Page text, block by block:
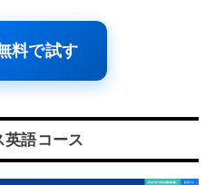
料で試す
英語コース